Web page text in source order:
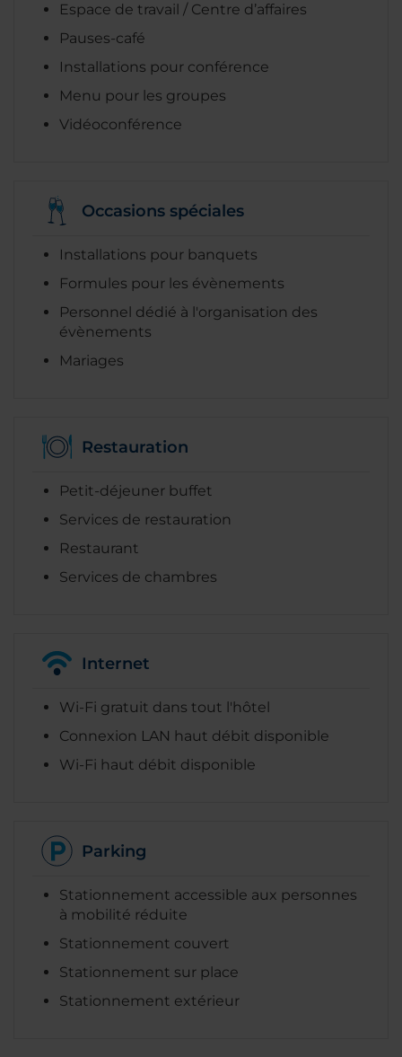
Espace de travail / Centre d’affaires
Pauses-café
Installations pour conférence
Menu pour les groupes
Vidéoconférence
Occasions spéciales
Installations pour banquets
Formules pour les évènements
Personnel dédié à l'organisation des
évènements
Mariages
Restauration
Petit-déjeuner buffet
Services de restauration
Restaurant
Services de chambres
Internet
Wi-Fi gratuit dans tout l'hôtel
Connexion LAN haut débit disponible
Wi-Fi haut débit disponible
Parking
Stationnement accessible aux personnes
à mobilité réduite
Stationnement couvert
Stationnement sur place
Stationnement extérieur